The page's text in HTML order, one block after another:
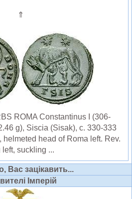
⇑
ROMA Constantinus I (306-
g), Siscia (Sisak), c. 330-333
head of Roma left. Rev.
suckling ...
Вас зацікавить...
Імперій